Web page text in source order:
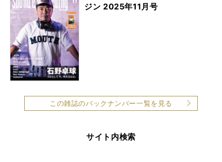
ジン 2025年11月号
この雑誌のバックナンバー一覧を見る
サイト内検索